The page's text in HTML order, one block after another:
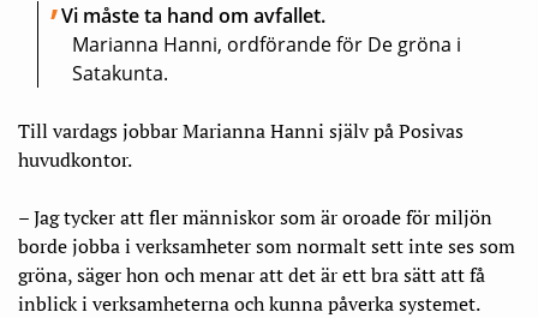
Vi måste ta hand om avfallet.
Marianna Hanni, ordförande för De gröna i
Satakunta.
Till vardags jobbar Marianna Hanni själv på Posivas
huvudkontor.
– Jag tycker att fler människor som är oroade för miljön
borde jobba i verksamheter som normalt sett inte ses som
gröna, säger hon och menar att det är ett bra sätt att få
inblick i verksamheterna och kunna påverka systemet.